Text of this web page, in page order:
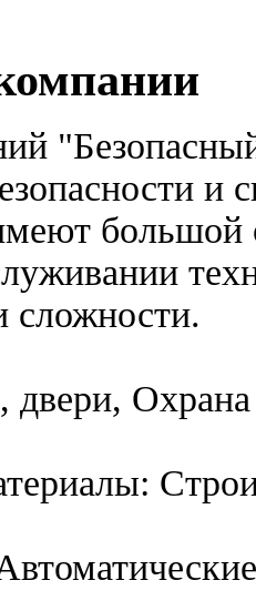
большой
сложности.
двери, Охрана